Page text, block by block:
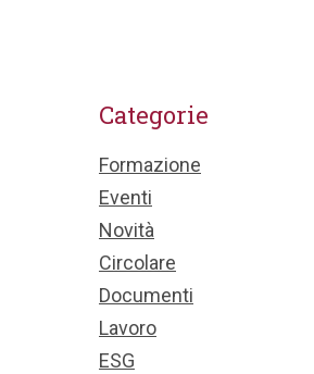
Categorie
Formazione
Eventi
Novità
Circolare
Documenti
Lavoro
ESG